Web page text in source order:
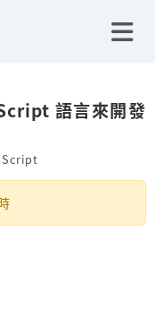
語言來開發